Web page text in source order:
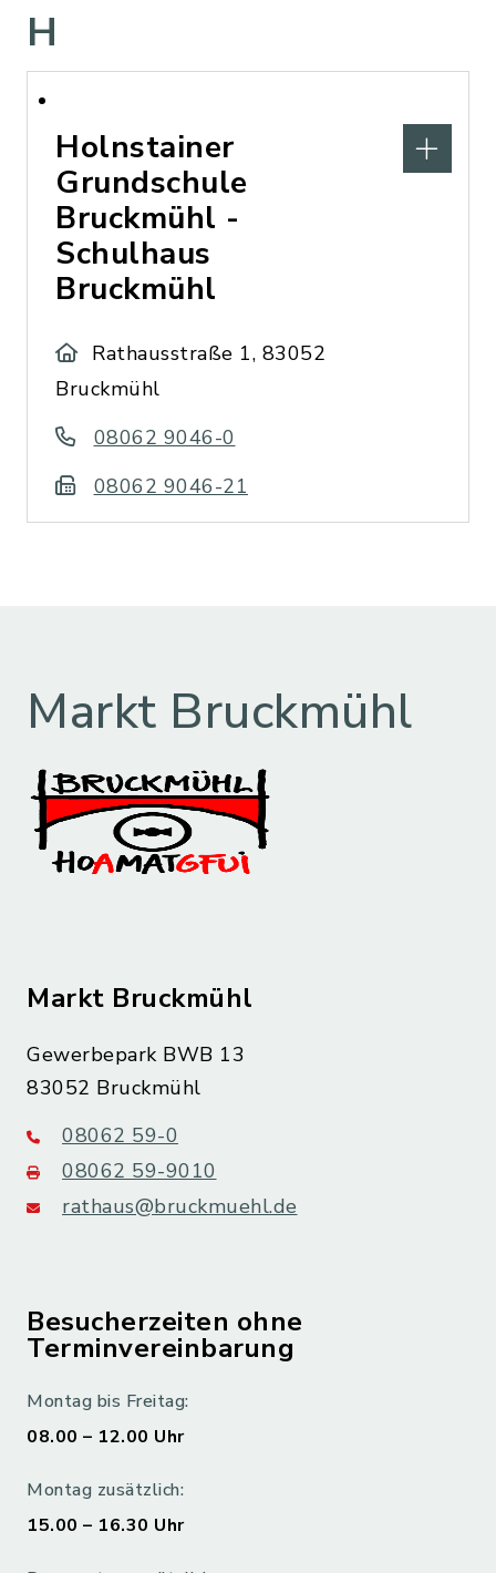
H
Holnstainer
Grundschule
Bruckmühl -
Schulhaus
Bruckmühl
Rathausstraße 1, 83052
Bruckmühl
08062 9046-0
08062 9046-21
Markt Bruckmühl
Markt Bruckmühl
Gewerbepark BWB 13
83052 Bruckmühl
08062 59-0
08062 59-9010
rathaus@bruckmuehl.de
Besucherzeiten ohne
Terminvereinbarung
Montag bis Freitag:
08.00 – 12.00 Uhr
Montag zusätzlich:
15.00 – 16.30 Uhr